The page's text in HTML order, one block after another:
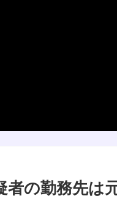
者の勤務先